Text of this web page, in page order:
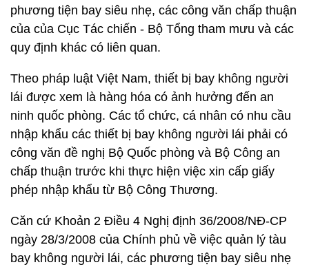
phương tiện bay siêu nhẹ, các công văn chấp thuận
của của Cục Tác chiến - Bộ Tổng tham mưu và các
quy định khác có liên quan.
Theo pháp luật Việt Nam, thiết bị bay không người
lái được xem là hàng hóa có ảnh hưởng đến an
ninh quốc phòng. Các tổ chức, cá nhân có nhu cầu
nhập khẩu các thiết bị bay không người lái phải có
công văn đề nghị Bộ Quốc phòng và Bộ Công an
chấp thuận trước khi thực hiện việc xin cấp giấy
phép nhập khẩu từ Bộ Công Thương.
Căn cứ Khoản 2 Điều 4 Nghị định 36/2008/NĐ-CP
ngày 28/3/2008 của Chính phủ về việc quản lý tàu
bay không người lái, các phương tiện bay siêu nhẹ